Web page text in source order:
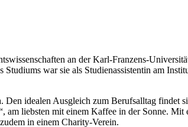
an der Karl-Franzens-
war sie als Studienassistentin am
idealen Ausgleich zum Berufsalltag findet
am liebsten mit einem Kaffee in der Sonne.
in einem Charity-Verein.